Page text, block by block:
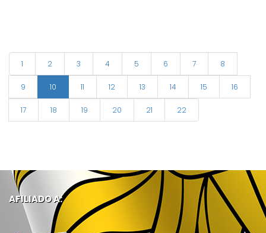
1 2 3 4 5 6 7 8
9 10 11 12 13 14 15 16
17 18 19 20 21 22
AFILIADO A: